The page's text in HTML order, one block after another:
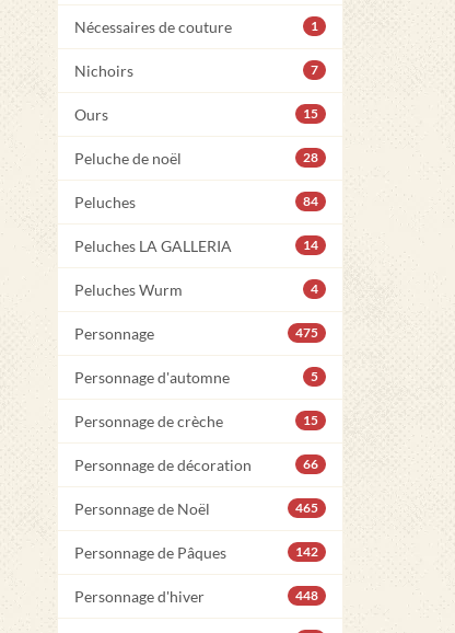
Nécessaires de couture 1
Nichoirs 7
Ours 15
Peluche de noël 28
Peluches 84
Peluches LA GALLERIA 14
Peluches Wurm 4
Personnage 475
Personnage d'automne 5
Personnage de crèche 15
Personnage de décoration 66
Personnage de Noël 465
Personnage de Pâques 142
Personnage d'hiver 448